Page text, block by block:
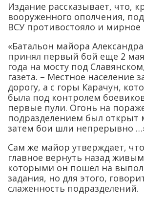
Издание рассказывает, что,
вооруженного ополчения,
ВСУ противостояло и мирное
«Батальон майора
принял первый бой еще 2
года на мосту под
газета. – Местное население
дорогу, а с горы Карачун,
была под контролем
первые пули. Огонь на
подразделением был открыт
затем бои шли непрерывно
Сам же майор утверждает,
главное вернуть назад
которыми он пошел на
задания, но для этого,
слаженность подразделений.